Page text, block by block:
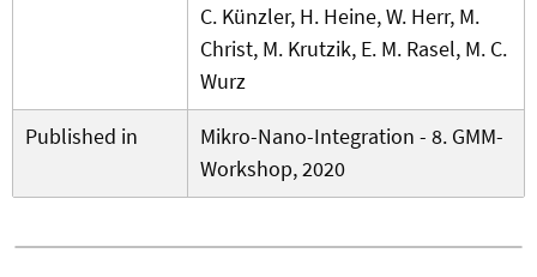
C. Künzler, H. Heine, W. Herr, M.
Christ, M. Krutzik, E. M. Rasel, M. C.
Wurz
Published in
Mikro-Nano-Integration - 8. GMM-
Workshop, 2020